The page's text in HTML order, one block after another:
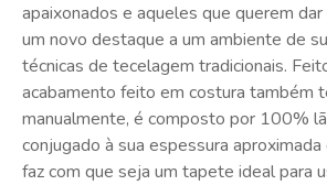
apaixonados e aqueles que querem dar
um novo destaque a um ambiente de
técnicas de tecelagem tradicionais.
acabamento feito em costura também
manualmente, é composto por 100%
conjugado à sua espessura
faz com que seja um tapete ideal para